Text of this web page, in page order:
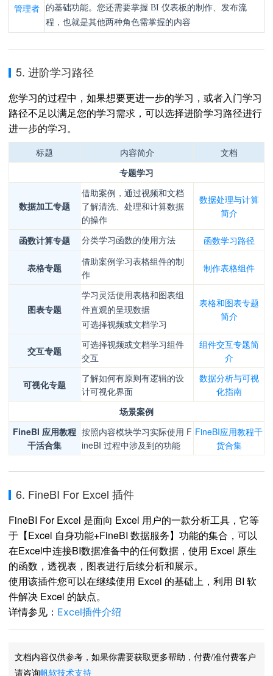
管理者 的基础功能。您还需要掌握 BI 仪表板的制作、发布流
程，也就是其他两种角色需掌握的内容
5. 进阶学习路径
您学习的过程中，如果想要更进一步的学习，或者入门学习
路径不足以满足您的学习需求，可以选择进阶学习路径进行
进一步的学习。
标题 内容简介
文档
专题学习
数据加工专题
借助案例，通过视频和文档
了解清洗、处理和计算数据
的操作
数据处理与计算
简介
函数计算专题 分类学习函数的使用方法 函数学习路径
表格专题
借助案例学习表格组件的制
作
制作表格组件
图表专题
学习灵活使用表格和图表组
件直观的呈现数据
可选择视频或文档学习
表格和图表专题
简介
交互专题
可选择视频或文档学习组件
交互
组件交互专题简
介
可视化专题
了解如何有原则有逻辑的设
计可视化界面
数据分析与可视
化指南
场景案例
FineBI 应用教程
干活合集
按照内容模块学习实际使用 F
ineBI 过程中涉及到的功能
FineBI应用教程干
货合集
6. FineBI For Excel 插件
FineBI For Excel 是面向 Excel 用户的一款分析工具，它等
于【Excel 自身功能+FineBI 数据服务】功能的集合，可以
在Excel中连接BI数据准备中的任何数据，使用 Excel 原生
的函数，透视表，图表进行后续分析和展示。
使用该插件您可以在继续使用 Excel 的基础上，利用 BI 软
件解决 Excel 的缺点。
详情参见： Excel插件介绍
文档内容仅供参考，如果你需要获取更多帮助，付费/准付费客户
请咨询帆软技术支持